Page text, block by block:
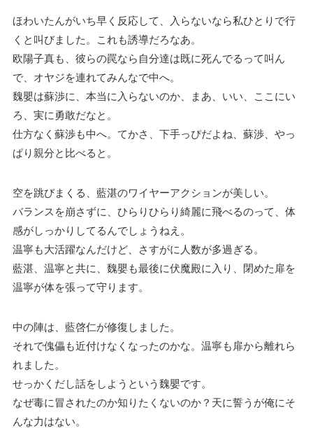
ほわいたんがいち早く反応して、入らないなら私ひとりで行
くと叫びました。これも誘導だろなあ。
欧陽子真も、彼らの罠なら自分達は既に死んでるって叫ん
で、オヤジを連れてみんなで中へ。
魏嬰は蘇渉に、本当に入らないのか、まあ、いい、ここにい
ろ、実に勇敢だなと。
仕方なく蘇渉も中へ。てかさ、下手っぴだよね、蘇渉、やっ
ぱり親分と比べると。
空を跳びまくる、藍湛のワイヤーアクションが美しい。
バランスを崩さずに、ひらりひらり綺麗に飛べるのって、体
感がしっかりしてるんでしょうねえ。
温寧も大活躍なんだけど、さすがに人数が多過ぎる。
藍湛、温寧と共に、魏嬰も最後に伏魔殿に入り、閉めた扉を
温寧が体を張って守ります。
中の陣は、藍啓仁が修復しました。
それで傀儡も近付けなくなったのかな。温寧も扉から離れら
れました。
せっかくだし話をしようという魏嬰です。
なぜ毒に冒されたのか知りたくないのか？天に誓うが俺にそ
んな力はない。